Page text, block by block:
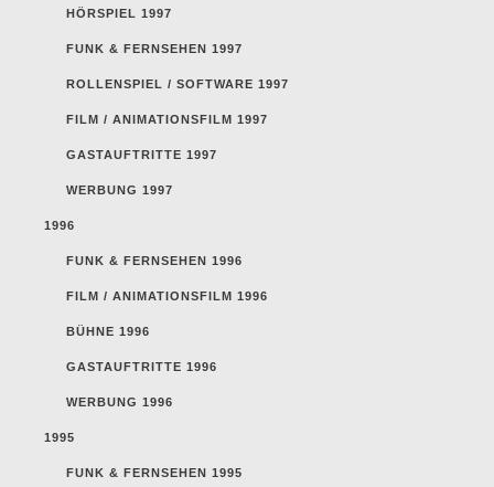
HÖRSPIEL 1997
FUNK & FERNSEHEN 1997
ROLLENSPIEL / SOFTWARE 1997
FILM / ANIMATIONSFILM 1997
GASTAUFTRITTE 1997
WERBUNG 1997
1996
FUNK & FERNSEHEN 1996
FILM / ANIMATIONSFILM 1996
BÜHNE 1996
GASTAUFTRITTE 1996
WERBUNG 1996
1995
FUNK & FERNSEHEN 1995